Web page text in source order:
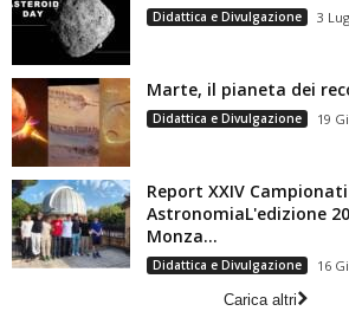
Didattica e Divulgazione 3
Marte, il pianeta dei
Didattica e Divulgazione 19
Report XXIV
AstronomiaL'edizione
Monza...
Didattica e Divulgazione
16
Carica altri